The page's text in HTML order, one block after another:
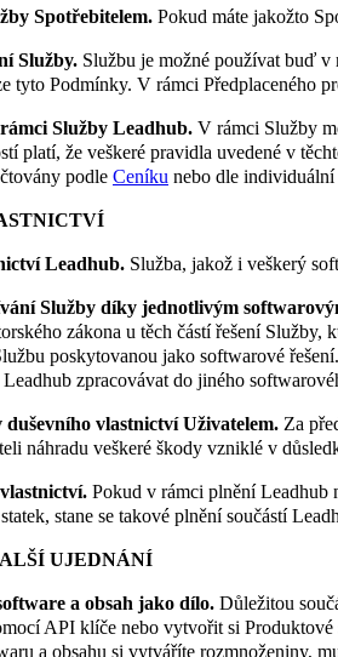
Spotřebitelem. Pokud máte jakožto
Služby. Službu je možné používat buď v
tyto Podmínky. V rámci Předplaceného
Služby Leadhub. V rámci Služby
platí, že veškeré pravidla uvedené v
podle Ceníku nebo dle individuální
Leadhub. Služba, jakož i veškerý
Služby díky jednotlivým
zákona u těch částí řešení
poskytovanou jako softwarové
Leadhub zpracovávat do jiného
duševního vlastnictví Uživatelem. Za
náhradu veškeré škody vzniklé v
Pokud v rámci plnění Leadhub
stane se takové plnění součástí
UJEDNÁNÍ
a obsah jako dílo. Důležitou
API klíče nebo vytvořit si
a obsahu si vytváříte rozmnoženiny,